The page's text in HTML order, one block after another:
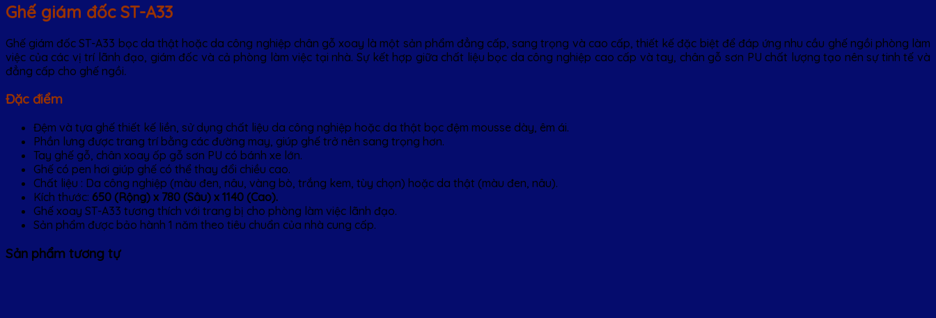
Ghế giám đốc ST-A33
Ghế giám đốc ST-A33 bọc da thật hoặc da công nghiệp chân gỗ xoay là một sản phẩm đẳng cấp, sang trọng và cao cấp, thiết kế đặc biệt để đáp ứng nhu cầu ghế ngồi phòng làm
việc của các vị trí lãnh đạo, giám đốc và cả phòng làm việc tại nhà. Sự kết hợp giữa chất liệu bọc da công nghiệp cao cấp và tay, chân gỗ sơn PU chất lượng tạo nên sự tinh tế và
đẳng cấp cho ghế ngồi.
Đặc điểm
Đệm và tựa ghế thiết kế liền, sử dụng chất liệu da công nghiệp hoặc da thật bọc đệm mousse dày, êm ái.
Phần lưng được trang trí bằng các đường may, giúp ghế trở nên sang trọng hơn.
Tay ghế gỗ, chân xoay ốp gỗ sơn PU có bánh xe lớn.
Ghế có pen hơi giúp ghế có thể thay đổi chiều cao.
Chất liệu : Da công nghiệp (màu đen, nâu, vàng bò, trắng kem, tùy chọn) hoặc da thật (màu đen, nâu).
Kích thước: 650 (Rộng) x 780 (Sâu) x 1140 (Cao).
Ghế xoay ST-A33 tương thích với trang bị cho phòng làm việc lãnh đạo.
Sản phẩm được bảo hành 1 năm theo tiêu chuẩn của nhà cung cấp.
Sản phẩm tương tự